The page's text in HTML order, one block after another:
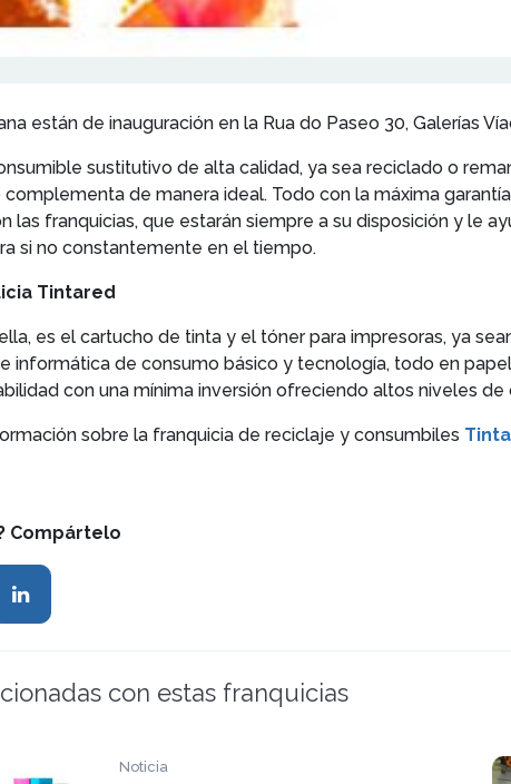
están de inauguración en la Rua do Paseo 30, Galerías
sustitutivo de alta calidad, ya sea reciclado o
de manera ideal. Todo con la máxima
las franquicias, que estarán siempre a su disposición y le
si no constantemente en el tiempo.
Tintared
es el cartucho de tinta y el tóner para impresoras, ya
informática de consumo básico y tecnología, todo en
con una mínima inversión ofreciendo altos niveles
sobre la franquicia de reciclaje y consumbiles
Compártelo
con estas franquicias
Noticia